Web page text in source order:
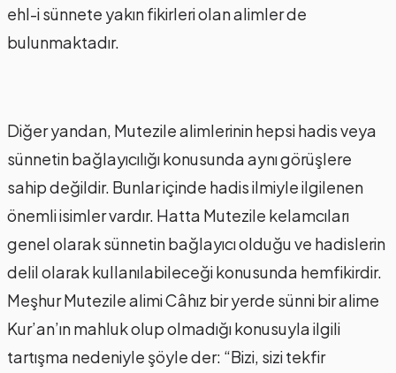
ehl-i sünnete yakın fikirleri olan alimler de
bulunmaktadır.
Diğer yandan, Mutezile alimlerinin hepsi hadis veya
sünnetin bağlayıcılığı konusunda aynı görüşlere
sahip değildir. Bunlar içinde hadis ilmiyle ilgilenen
önemli isimler vardır. Hatta Mutezile kelamcıları
genel olarak sünnetin bağlayıcı olduğu ve hadislerin
delil olarak kullanılabileceği konusunda hemfikirdir.
Meşhur Mutezile alimi Câhız bir yerde sünni bir alime
Kur’an’ın mahluk olup olmadığı konusuyla ilgili
tartışma nedeniyle şöyle der: “Bizi, sizi tekfir